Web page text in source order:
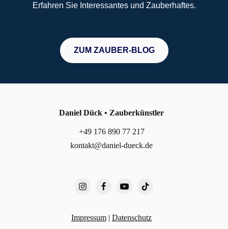
Erfahren Sie Interessantes und Zauberhaftes.
ZUM ZAUBER-BLOG
Daniel Dück • Zauberkünstler
+49 176 890 77 217
kontakt@daniel-dueck.de
Impressum | Datenschutz